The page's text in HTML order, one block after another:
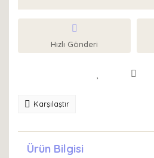
Hızlı Gönderi
Karşılaştır
Ürün Bilgisi